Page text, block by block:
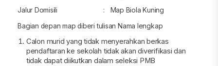
Jalur Domisili : Map Biola Kuning
Bagian depan map diberi tulisan Nama lengkap
Calon murid yang tidak menyerahkan berkas
pendaftaran ke sekolah tidak akan diverifikasi dan
tidak dapat diikutkan dalam seleksi PMB